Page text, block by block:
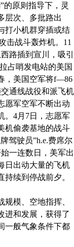
的原则指导下，灵
层次、多批路出
打小机群穿插或结
击战斗轰炸机。11
路插到宣川，吸引
占哨发电站的美国
，美国空军将f—86
通线战役和派飞机
愿军空军不断出动
。4月7日，志愿军
机偷袭基地的战斗
驾驶员”h.e.费席尔
一连数日，美军出
日出动大量的飞机
续到停战前夕。
模、空地指挥、
进和发展，获得了
一般气象条件下都